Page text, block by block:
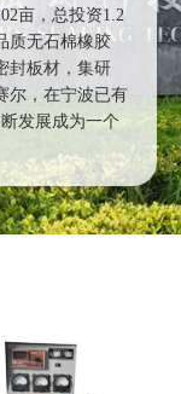
亩，总投资1.2
质无石棉橡胶
封板材，集研
尔，在宁波已有
发展成为一个